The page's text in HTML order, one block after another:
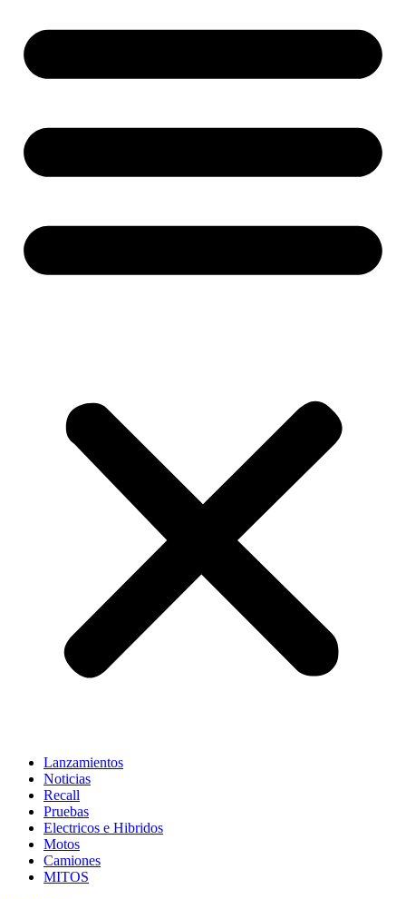
Lanzamientos
Noticias
Recall
Pruebas
Electricos e Hibridos
Motos
Camiones
MITOS